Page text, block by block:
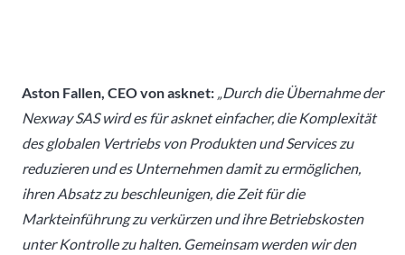
Aston Fallen, CEO von asknet: „Durch die Übernahme der
Nexway SAS wird es für asknet einfacher, die Komplexität
des globalen Vertriebs von Produkten und Services zu
reduzieren und es Unternehmen damit zu ermöglichen,
ihren Absatz zu beschleunigen, die Zeit für die
Markteinführung zu verkürzen und ihre Betriebskosten
unter Kontrolle zu halten. Gemeinsam werden wir den